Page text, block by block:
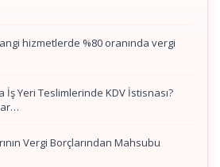
hizmetlerde %80 oranında vergi
İş Yeri Teslimlerinde KDV İstisnası?
Vergi Borçlarından Mahsubu